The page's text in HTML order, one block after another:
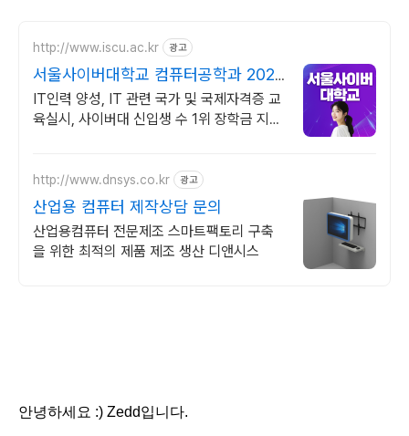
http://www.iscu.ac.kr 광고
서울사이버대학교 컴퓨터공학과 2026
가을학기 신편입생
IT인력 양성, IT 관련 국가 및 국제자격증 교
육실시, 사이버대 신입생 수 1위 장학금 지급
http://www.dnsys.co.kr 광고
산업용 컴퓨터 제작상담 문의
산업용컴퓨터 전문제조 스마트팩토리 구축
을 위한 최적의 제품 제조 생산 디앤시스
안녕하세요 :) Zedd입니다.